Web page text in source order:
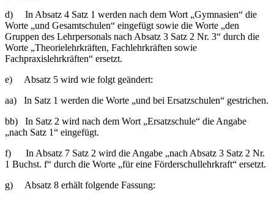
d) In Absatz 4 Satz 1 werden nach dem Wort „Gymnasien“ die
Worte „und Gesamtschulen“ eingefügt sowie die Worte „den
Gruppen des Lehrpersonals nach Absatz 3 Satz 2 Nr. 3“ durch die
Worte „Theorielehrkräften, Fachlehrkräften sowie
Fachpraxislehrkräften“ ersetzt.
e) Absatz 5 wird wie folgt geändert:
aa) In Satz 1 werden die Worte „und bei Ersatzschulen“ gestrichen.
bb) In Satz 2 wird nach dem Wort „Ersatzschule“ die Angabe
„nach Satz 1“ eingefügt.
f) In Absatz 7 Satz 2 wird die Angabe „nach Absatz 3 Satz 2 Nr.
1 Buchst. f“ durch die Worte „für eine Förderschullehrkraft“ ersetzt.
g) Absatz 8 erhält folgende Fassung: